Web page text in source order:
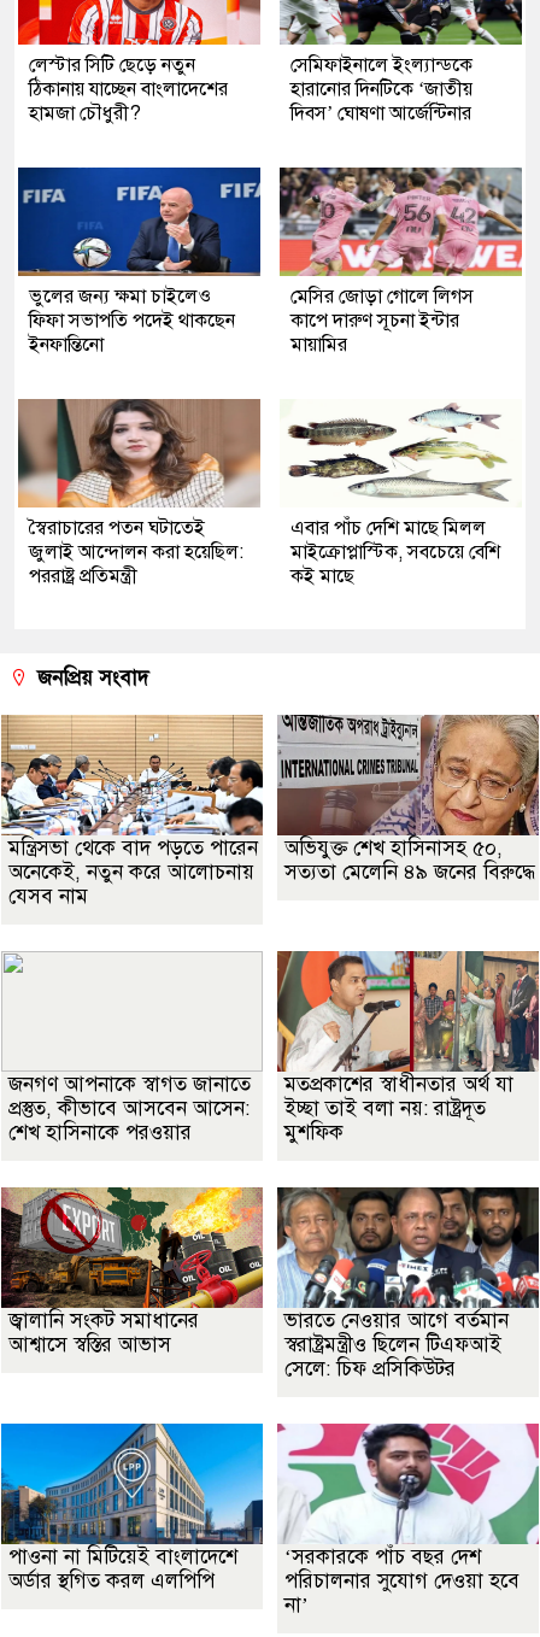
লেস্টার সিটি ছেড়ে নতুন
ঠিকানায় যাচ্ছেন বাংলাদেশের
হামজা চৌধুরী?
সেমিফাইনালে ইংল্যান্ডকে
হারানোর দিনটিকে ‘জাতীয়
দিবস’ ঘোষণা আর্জেন্টিনার
ভুলের জন্য ক্ষমা চাইলেও
ফিফা সভাপতি পদেই থাকছেন
ইনফান্তিনো
মেসির জোড়া গোলে লিগস
কাপে দারুণ সূচনা ইন্টার
মায়ামির
স্বৈরাচারের পতন ঘটাতেই
জুলাই আন্দোলন করা হয়েছিল:
পররাষ্ট্র প্রতিমন্ত্রী
এবার পাঁচ দেশি মাছে মিলল
মাইক্রোপ্লাস্টিক, সবচেয়ে বেশি
কই মাছে
জনপ্রিয় সংবাদ
মন্ত্রিসভা থেকে বাদ পড়তে পারেন
অনেকেই, নতুন করে আলোচনায়
যেসব নাম
অভিযুক্ত শেখ হাসিনাসহ ৫০,
সত্যতা মেলেনি ৪৯ জনের বিরুদ্ধে
জনগণ আপনাকে স্বাগত জানাতে
প্রস্তুত, কীভাবে আসবেন আসেন:
শেখ হাসিনাকে পরওয়ার
মতপ্রকাশের স্বাধীনতার অর্থ যা
ইচ্ছা তাই বলা নয়: রাষ্ট্রদূত
মুশফিক
জ্বালানি সংকট সমাধানের
আশ্বাসে স্বস্তির আভাস
ভারতে নেওয়ার আগে বর্তমান
স্বরাষ্ট্রমন্ত্রীও ছিলেন টিএফআই
সেলে: চিফ প্রসিকিউটর
পাওনা না মিটিয়েই বাংলাদেশে
অর্ডার স্থগিত করল এলপিপি
‘সরকারকে পাঁচ বছর দেশ
পরিচালনার সুযোগ দেওয়া হবে
না’